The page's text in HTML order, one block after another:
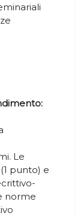
Le
punto) e
norme